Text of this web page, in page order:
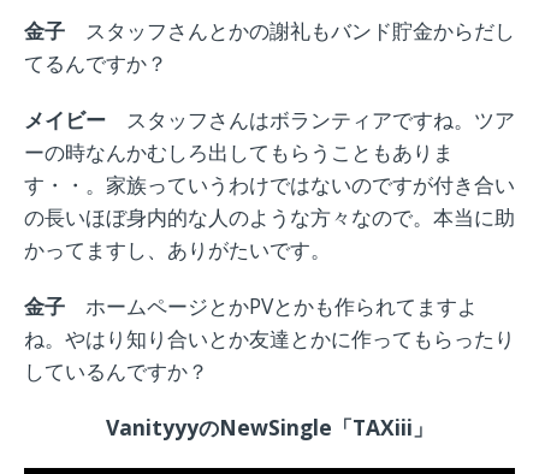
金子 スタッフさんとかの謝礼もバンド貯金からだし
てるんですか？
メイビー スタッフさんはボランティアですね。ツア
ーの時なんかむしろ出してもらうこともありま
す・・。家族っていうわけではないのですが付き合い
の長いほぼ身内的な人のような方々なので。本当に助
かってますし、ありがたいです。
金子 ホームページとかPVとかも作られてますよ
ね。やはり知り合いとか友達とかに作ってもらったり
しているんですか？
VanityyyのNewSingle「TAXiii」